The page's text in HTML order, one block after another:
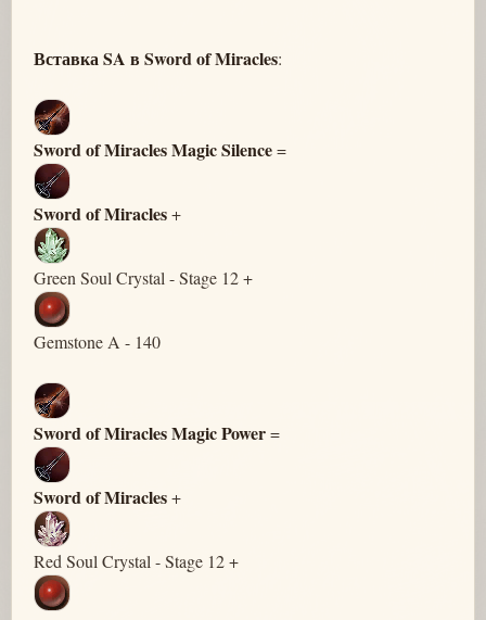
Вставка SA в Sword of Miracles:
Sword of Miracles Magic Silence=
Sword of Miracles+
Green Soul Crystal - Stage 12 +
Gemstone A - 140
Sword of Miracles Magic Power=
Sword of Miracles+
Red Soul Crystal - Stage 12 +